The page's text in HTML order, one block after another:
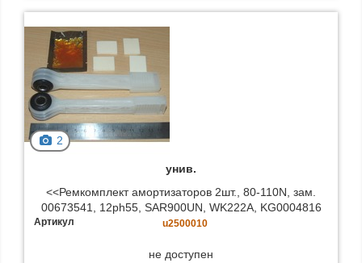
2
унив.
<<Ремкомплект амортизаторов 2шт., 80-110N, зам.
00673541, 12ph55, SAR900UN, WK222A, KG0004816
Артикул u2500010
не доступен